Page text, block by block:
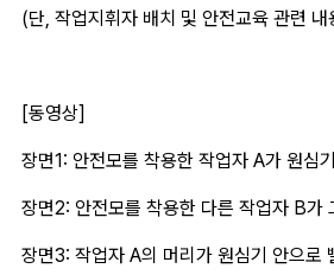
(단, 작업지휘자 배치 및 안전교육 관련 내
[동영상]
장면1: 안전모를 착용한 작업자 A가 원심
장면2: 안전모를 착용한 다른 작업자 B가
장면3: 작업자 A의 머리가 원심기 안으로